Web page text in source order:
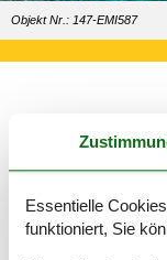
Objekt Nr.: 147-EMI587
in erster Linie ein
Mit einer
sind Sie
Cala Ratjada zu
und reine
Essentielle
funktioniert, Sie